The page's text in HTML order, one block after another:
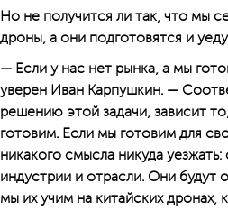
Но не получится ли так, что мы
дроны, а они подготовятся и
— Если у нас нет рынка, а мы
уверен Иван Карпушкин. —
решению этой задачи, зависит
готовим. Если мы готовим для
никакого смысла никуда
индустрии и отрасли. Они будут
мы их учим на китайских